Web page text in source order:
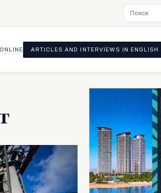
ARTICLES AND INTERVIEWS IN ENGLISH